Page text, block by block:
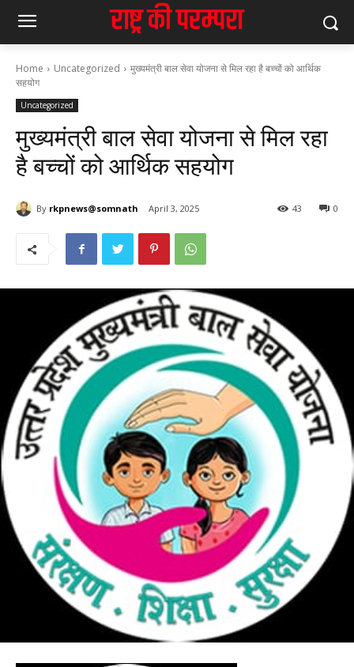
Home Uncategorized
मुख्यमंत्री बाल सेवा योजना से मिल रहा है बच्चों को आर्थिक
सहयोग
Uncategorized
मुख्यमंत्री बाल सेवा योजना से मिल रहा
है बच्चों को आर्थिक सहयोग
By rkpnews@somnath April 3, 2025 0
43